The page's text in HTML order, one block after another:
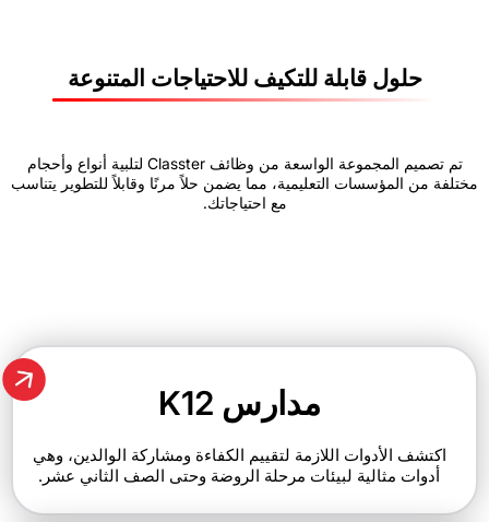
للتكيف للاحتياجات المتنوعة
تم تصميم المجموعة الواسعة من وظائف Classter لتلبية أنواع وأحجام
التعليمية، مما يضمن حلاً مرنًا وقابلاً للتطوير يتناسب
اللازمة لتقييم الكفاءة ومشاركة الوالدين، وهي
لبيئات مرحلة الروضة وحتى الصف الثاني عشر.